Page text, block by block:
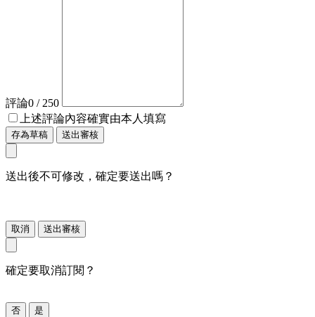
評論0 / 250
上述評論內容確實由本人填寫
存為草稿 送出審核
送出後不可修改，確定要送出嗎？
取消 送出審核
確定要取消訂閱？
否 是